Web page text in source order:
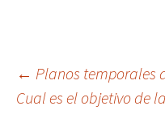
← Planos temporales
Cual es el objetivo de